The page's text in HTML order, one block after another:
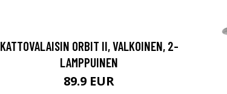
KATTOVALAISIN ORBIT II, VALKOINEN, 2-
LAMPPUINEN
89.9 EUR